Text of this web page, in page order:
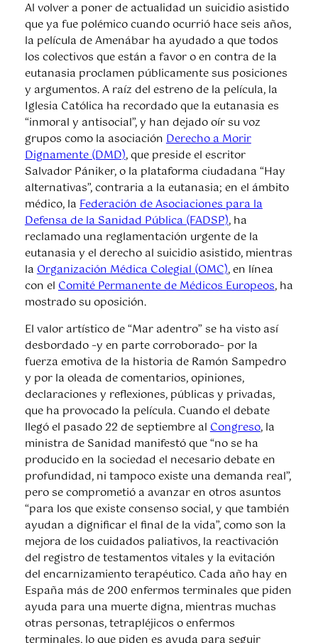
Al volver a poner de actualidad un suicidio asistido
que ya fue polémico cuando ocurrió hace seis años,
la película de Amenábar ha ayudado a que todos
los colectivos que están a favor o en contra de la
eutanasia proclamen públicamente sus posiciones
y argumentos. A raíz del estreno de la película, la
Iglesia Católica ha recordado que la eutanasia es
“inmoral y antisocial”, y han dejado oír su voz
grupos como la asociaciónDerecho a Morir
Dignamente (DMD), que preside el escritor
Salvador Pániker, o la plataforma ciudadana “Hay
alternativas”, contraria a la eutanasia; en el ámbito
médico, laFederación de Asociaciones para la
Defensa de la Sanidad Pública (FADSP), ha
reclamado una reglamentación urgente de la
eutanasia y el derecho al suicidio asistido, mientras
laOrganización Médica Colegial (OMC), en línea
con elComité Permanente de Médicos Europeos, ha
mostrado su oposición.
El valor artístico de “Mar adentro” se ha visto así
desbordado –y en parte corroborado– por la
fuerza emotiva de la historia de Ramón Sampedro
y por la oleada de comentarios, opiniones,
declaraciones y reflexiones, públicas y privadas,
que ha provocado la película. Cuando el debate
llegó el pasado 22 de septiembre alCongreso, la
ministra de Sanidad manifestó que “no se ha
producido en la sociedad el necesario debate en
profundidad, ni tampoco existe una demanda real”,
pero se comprometió a avanzar en otros asuntos
“para los que existe consenso social, y que también
ayudan a dignificar el final de la vida”, como son la
mejora de los cuidados paliativos, la reactivación
del registro de testamentos vitales y la evitación
del encarnizamiento terapéutico. Cada año hay en
España más de 200 enfermos terminales que piden
ayuda para una muerte digna, mientras muchas
otras personas, tetrapléjicos o enfermos